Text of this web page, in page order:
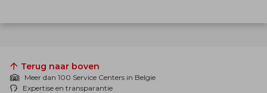
Terug naar boven
Meer dan 100 Service Centers in Belgie
Expertise en transparantie